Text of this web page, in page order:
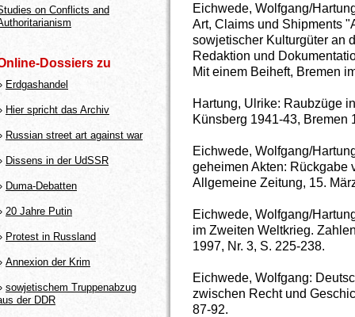
Eichwede, Wolfgang/
Art, Claims und Shipments
sowjetischer Kulturgüter an
Redaktion und
Mit einem Beiheft, Bremen
Hartung, Ulrike: Raubzüge
Künsberg 1941-43, Bremen
Eichwede, Wolfgang/
geheimen Akten: Rückgabe
Allgemeine Zeitung, 15.
Eichwede, Wolfgang/
im Zweiten Weltkrieg.
1997, Nr. 3, S. 225-238.
Eichwede, Wolfgang:
zwischen Recht und
87-92.
on Conflicts and
Dossiers zu
Erdgashandel
Hier spricht das Archiv
Russian street art against war
Dissens in der UdSSR
Duma-Debatten
20 Jahre Putin
Protest in Russland
Annexion der Krim
sowjetischem Truppenabzug
der DDR